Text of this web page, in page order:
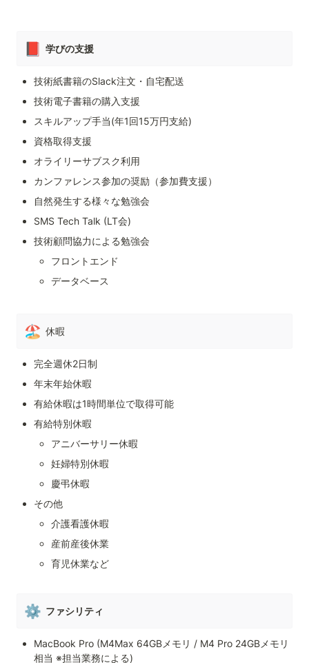
📕 学びの支援
技術紙書籍のSlack注文・自宅配送
技術電子書籍の購入支援
スキルアップ手当(年1回15万円支給)
資格取得支援
オライリーサブスク利用
カンファレンス参加の奨励（参加費支援）
自然発生する様々な勉強会
SMS Tech Talk (LT会)
技術顧問協力による勉強会
フロントエンド
データベース
🏖️ 休暇
完全週休2日制
年末年始休暇
有給休暇は1時間単位で取得可能
有給特別休暇
アニバーサリー休暇
妊婦特別休暇
慶弔休暇
その他
介護看護休暇
産前産後休業
育児休業など
⚙️ ファシリティ
MacBook Pro (M4Max 64GBメモリ / M4 Pro 24GBメモリ
相当 ※担当業務による)